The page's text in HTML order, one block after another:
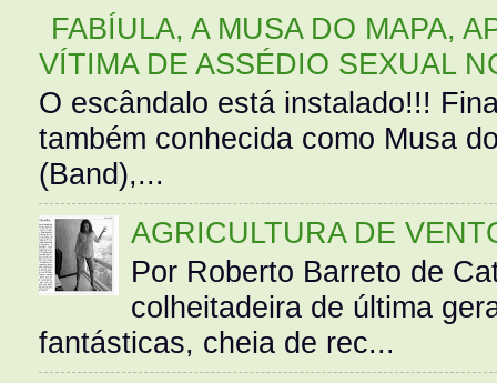
FABÍULA, A MUSA DO MAPA,
VÍTIMA DE ASSÉDIO SEXUAL
O escândalo está instalado!!!
também conhecida como Musa
(Band),...
AGRICULTURA DE
Por Roberto Barreto de
colheitadeira de última
fantásticas, cheia de rec...